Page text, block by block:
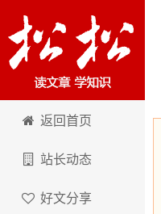
卢松松博客
返回首页
站长动态
好文分享